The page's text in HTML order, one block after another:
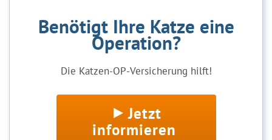
Benötigt Ihre Katze eine
Operation?
Die Katzen-OP-Versicherung hilft!
Jetzt
informieren